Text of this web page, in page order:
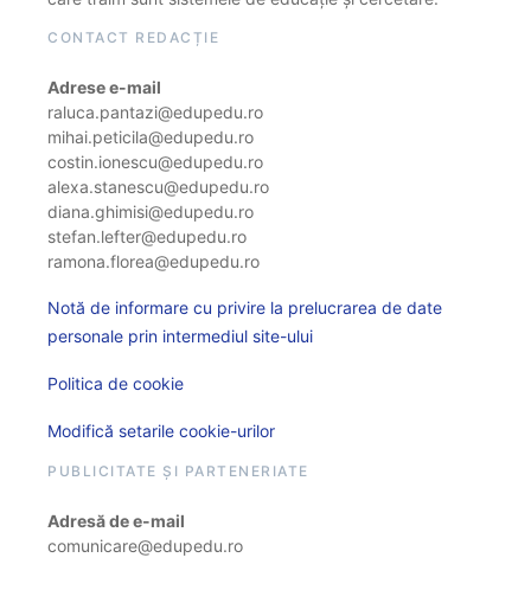
CONTACT REDACȚIE
Adrese e-mail
raluca.pantazi@edupedu.ro
mihai.peticila@edupedu.ro
costin.ionescu@edupedu.ro
alexa.stanescu@edupedu.ro
diana.ghimisi@edupedu.ro
stefan.lefter@edupedu.ro
ramona.florea@edupedu.ro
Notă de informare cu privire la prelucrarea de date
personale prin intermediul site-ului
Politica de cookie
Modifică setarile cookie-urilor
PUBLICITATE ȘI PARTENERIATE
Adresă de e-mail
comunicare@edupedu.ro